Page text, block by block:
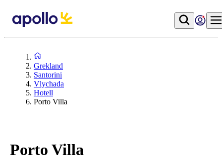
Grekland
Santorini
Vlychada
Hotell
Porto Villa
Porto Villa